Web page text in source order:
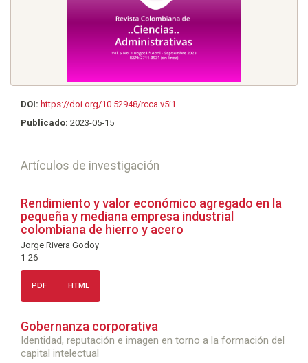
DOI: https://doi.org/10.52948/rcca.v5i1
Publicado: 2023-05-15
Artículos de investigación
Rendimiento y valor económico agregado en la
pequeña y mediana empresa industrial
colombiana de hierro y acero
Jorge Rivera Godoy
1-26
PDF HTML
Gobernanza corporativa
Identidad, reputación e imagen en torno a la formación del
capital intelectual